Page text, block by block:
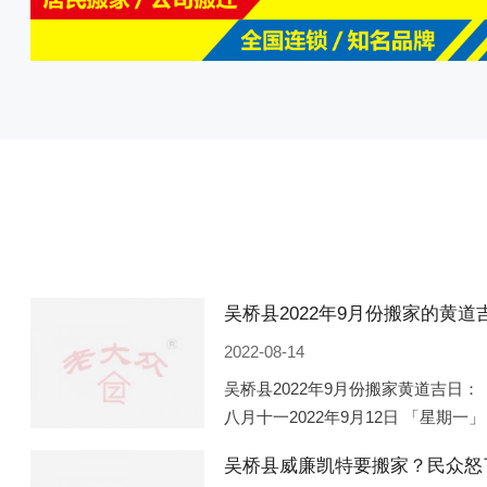
2022-08-14
吴桥县2022年9月份搬家黄道吉日
八月十一2022年9月12日 「星期一
吴桥县威廉凯特要搬家？民众怒